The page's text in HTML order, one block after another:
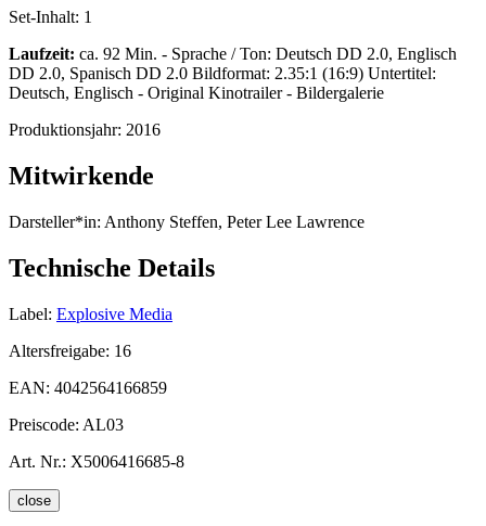
Set-Inhalt: 1
Laufzeit: ca. 92 Min. - Sprache / Ton: Deutsch DD 2.0, Englisch
DD 2.0, Spanisch DD 2.0 Bildformat: 2.35:1 (16:9) Untertitel:
Deutsch, Englisch - Original Kinotrailer - Bildergalerie
Produktionsjahr: 2016
Mitwirkende
Darsteller*in: Anthony Steffen, Peter Lee Lawrence
Technische Details
Label: Explosive Media
Altersfreigabe: 16
EAN: 4042564166859
Preiscode: AL03
Art. Nr.: X5006416685-8
close